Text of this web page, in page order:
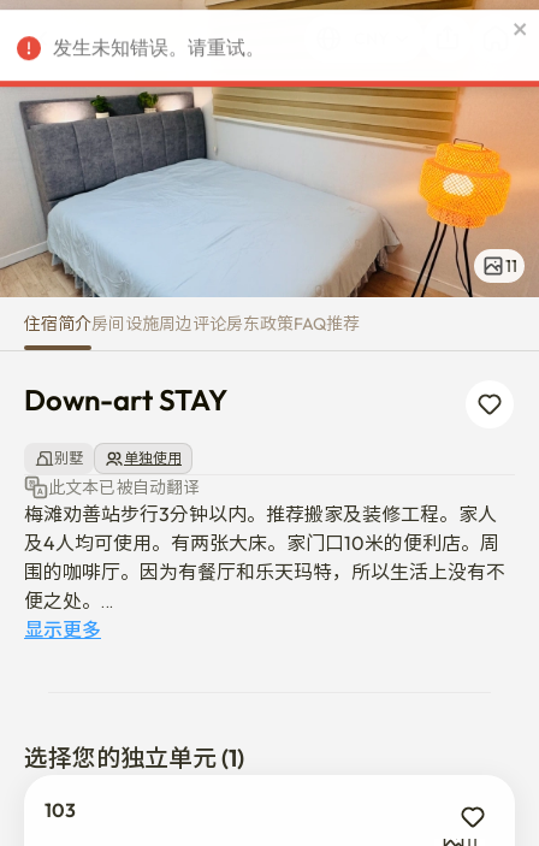
Down-art STAY
11
住宿简介房间设施周边评论房东政策FAQ推荐
Down-art STAY
别墅 单独使用
此文本已被自动翻译
梅滩劝善站步行3分钟以内。推荐搬家及装修工程。家人
及4人均可使用。有两张大床。家门口10米的便利店。周
围的咖啡厅。因为有餐厅和乐天玛特，所以生活上没有不
便之处。
水原会议中心10分钟。水原市厅5分钟。水原站10分钟内
我们宿舍是非面对面入学考试，如果方便的话，可以用短
信介绍的密码直接入住。 入住时间是14点到13点。（可根
据住宿预约情况进行调整）
显示更多
选择您的独立单元 (1)
103
11
发生未知错误。请重试。